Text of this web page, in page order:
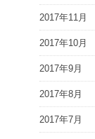
2017年11月
2017年10月
2017年9月
2017年8月
2017年7月